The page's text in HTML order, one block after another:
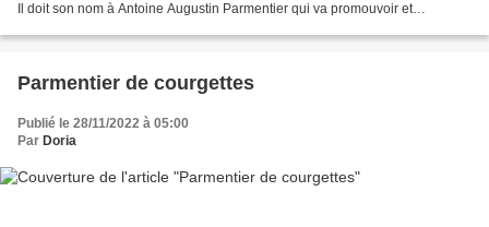
Il doit son nom à Antoine Augustin Parmentier qui va promouvoir et
Parmentier de courgettes
Publié le 28/11/2022 à 05:00
Par Doria